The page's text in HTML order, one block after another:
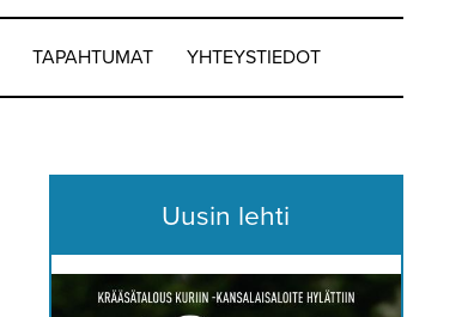
TAPAHTUMAT YHTEYSTIEDOT
Uusin lehti